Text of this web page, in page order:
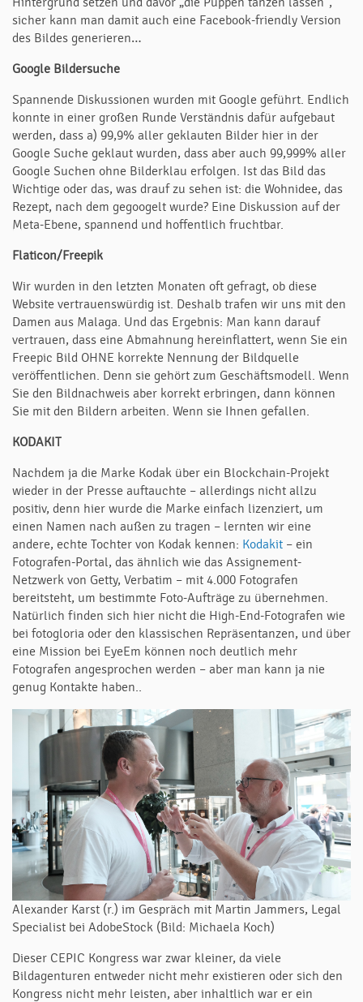
sicher kann man damit auch eine Facebook-friendly Version
des Bildes generieren…
Google Bildersuche
Spannende Diskussionen wurden mit Google geführt. Endlich
konnte in einer großen Runde Verständnis dafür aufgebaut
werden, dass a) 99,9% aller geklauten Bilder hier in der
Google Suche geklaut wurden, dass aber auch 99,999% aller
Google Suchen ohne Bilderklau erfolgen. Ist das Bild das
Wichtige oder das, was drauf zu sehen ist: die Wohnidee, das
Rezept, nach dem gegoogelt wurde? Eine Diskussion auf der
Meta-Ebene, spannend und hoffentlich fruchtbar.
Flaticon/Freepik
Wir wurden in den letzten Monaten oft gefragt, ob diese
Website vertrauenswürdig ist. Deshalb trafen wir uns mit den
Damen aus Malaga. Und das Ergebnis: Man kann darauf
vertrauen, dass eine Abmahnung hereinflattert, wenn Sie ein
Freepic Bild OHNE korrekte Nennung der Bildquelle
veröffentlichen. Denn sie gehört zum Geschäftsmodell. Wenn
Sie den Bildnachweis aber korrekt erbringen, dann können
Sie mit den Bildern arbeiten. Wenn sie Ihnen gefallen.
KODAKIT
Nachdem ja die Marke Kodak über ein Blockchain-Projekt
wieder in der Presse auftauchte – allerdings nicht allzu
positiv, denn hier wurde die Marke einfach lizenziert, um
einen Namen nach außen zu tragen – lernten wir eine
andere, echte Tochter von Kodak kennen: Kodakit – ein
Fotografen-Portal, das ähnlich wie das Assignement-
Netzwerk von Getty, Verbatim – mit 4.000 Fotografen
bereitsteht, um bestimmte Foto-Aufträge zu übernehmen.
Natürlich finden sich hier nicht die High-End-Fotografen wie
bei fotogloria oder den klassischen Repräsentanzen, und über
eine Mission bei EyeEm können noch deutlich mehr
Fotografen angesprochen werden – aber man kann ja nie
genug Kontakte haben..
Alexander Karst (r.) im Gespräch mit Martin Jammers, Legal
Specialist bei AdobeStock (Bild: Michaela Koch)
Dieser CEPIC Kongress war zwar kleiner, da viele
Bildagenturen entweder nicht mehr existieren oder sich den
Kongress nicht mehr leisten, aber inhaltlich war er ein